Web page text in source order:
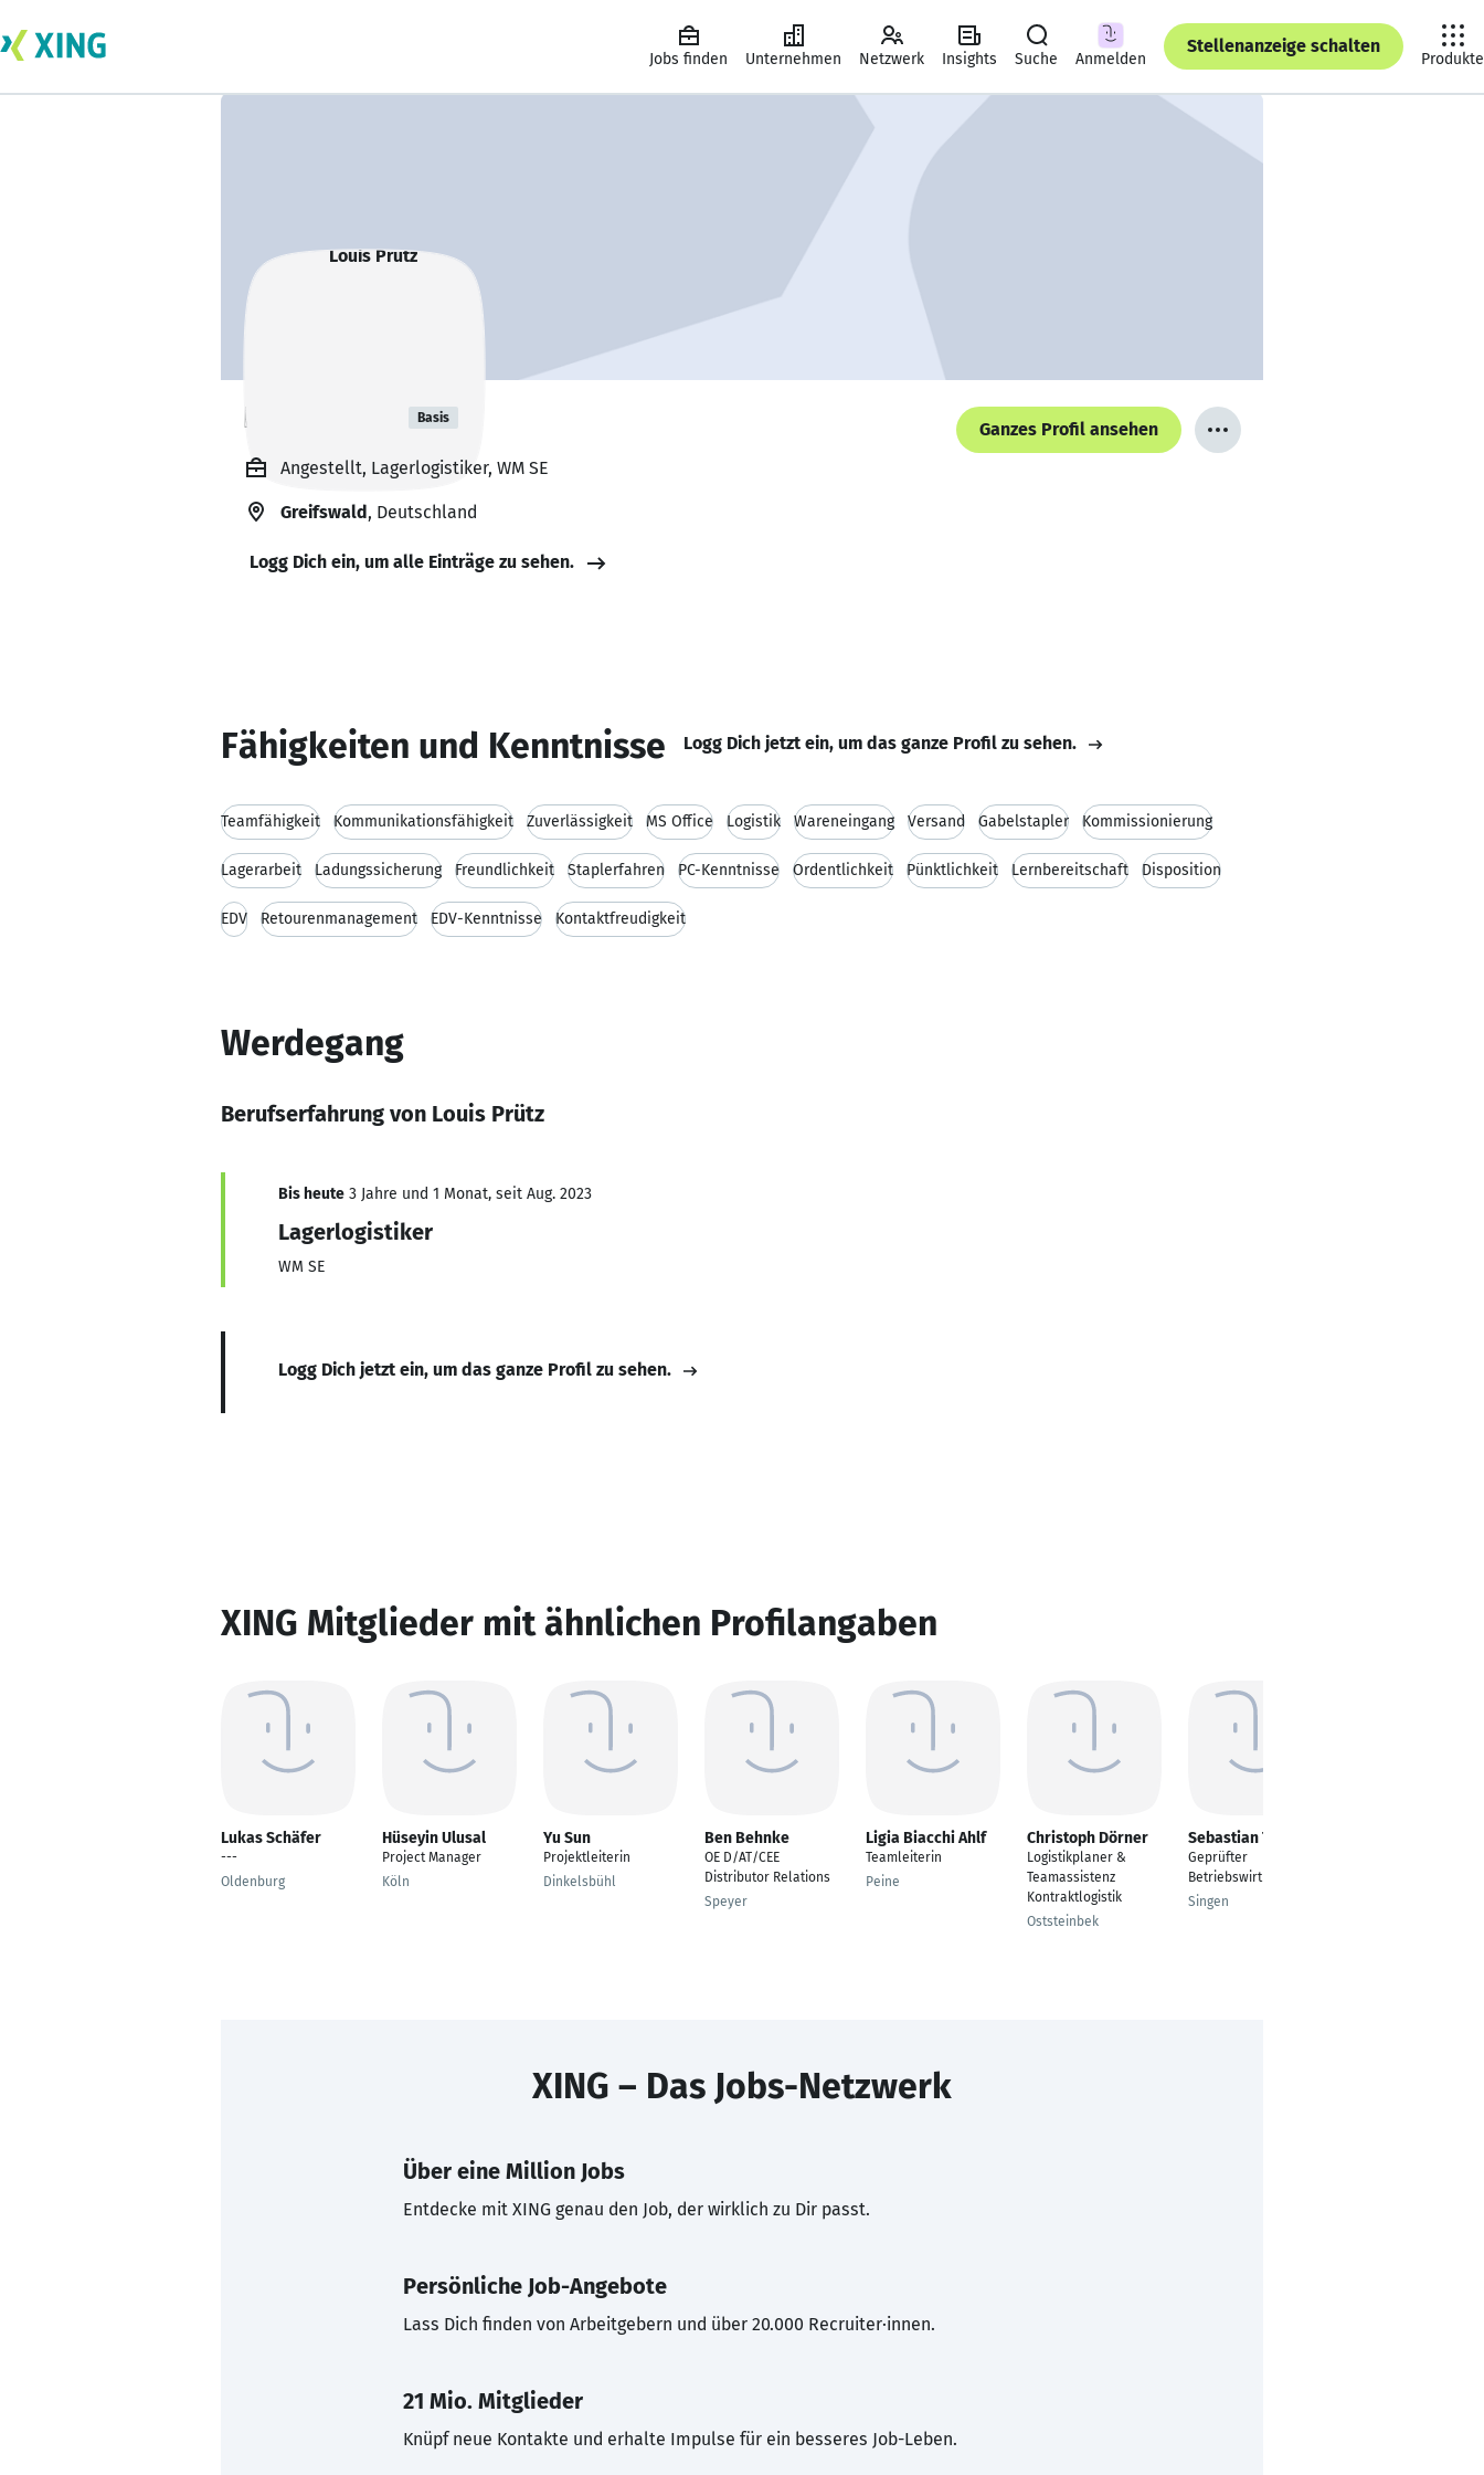
Jobs finden Unternehmen Netzwerk Insights Suche Anmelden
Stellenanzeige schalten
Produkte
Louis Prütz Basis
Ganzes Profil ansehen
Angestellt, Lagerlogistiker, WM SE
Greifswald, Deutschland
Logg Dich ein, um alle Einträge zu sehen.
Fähigkeiten und Kenntnisse Logg Dich jetzt ein, um das ganze Profil zu sehen.
Teamfähigkeit Kommunikationsfähigkeit Zuverlässigkeit MS Office Logistik Wareneingang Versand Gabelstapler Kommissionierung
Lagerarbeit Ladungssicherung Freundlichkeit Staplerfahren PC-Kenntnisse Ordentlichkeit Pünktlichkeit Lernbereitschaft Disposition
EDV Retourenmanagement EDV-Kenntnisse Kontaktfreudigkeit
Werdegang
Berufserfahrung von Louis Prütz
Bis heute 3 Jahre und 1 Monat, seit Aug. 2023
Lagerlogistiker
WM SE
Logg Dich jetzt ein, um das ganze Profil zu sehen.
XING Mitglieder mit ähnlichen Profilangaben
Lukas Schäfer
---
Oldenburg
Hüseyin Ulusal
Project Manager
Köln
Yu Sun
Projektleiterin
Dinkelsbühl
Ben Behnke
OE D/AT/CEE
Distributor Relations
Speyer
Ligia Biacchi Ahlf
Teamleiterin
Peine
Christoph Dörner
Logistikplaner &
Teamassistenz
Kontraktlogistik
Oststeinbek
Sebastian Traska
Geprüfter
Betriebswirt (SBA)
Singen
XING – Das Jobs-Netzwerk
Über eine Million Jobs
Entdecke mit XING genau den Job, der wirklich zu Dir passt.
Persönliche Job-Angebote
Lass Dich finden von Arbeitgebern und über 20.000 Recruiter·innen.
21 Mio. Mitglieder
Knüpf neue Kontakte und erhalte Impulse für ein besseres Job-Leben.